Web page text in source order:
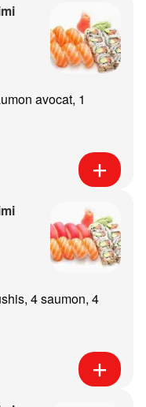
avocat, 1
4 saumon, 4